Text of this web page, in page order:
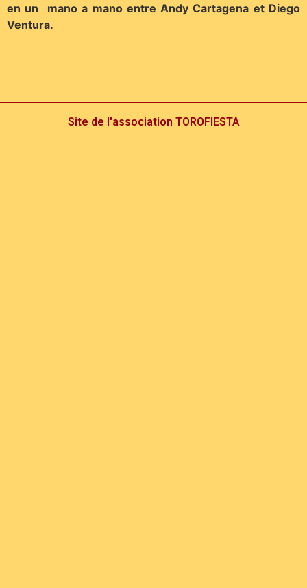
en un mano a mano entre Andy Cartagena et Diego
Ventura.
Site de l'association TOROFIESTA